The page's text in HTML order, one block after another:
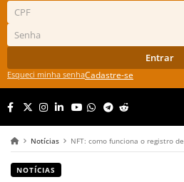
Entrar
Esqueci minha senhaCadastre-se
Notícias NFT: como funciona o registro de
NOTÍCIAS